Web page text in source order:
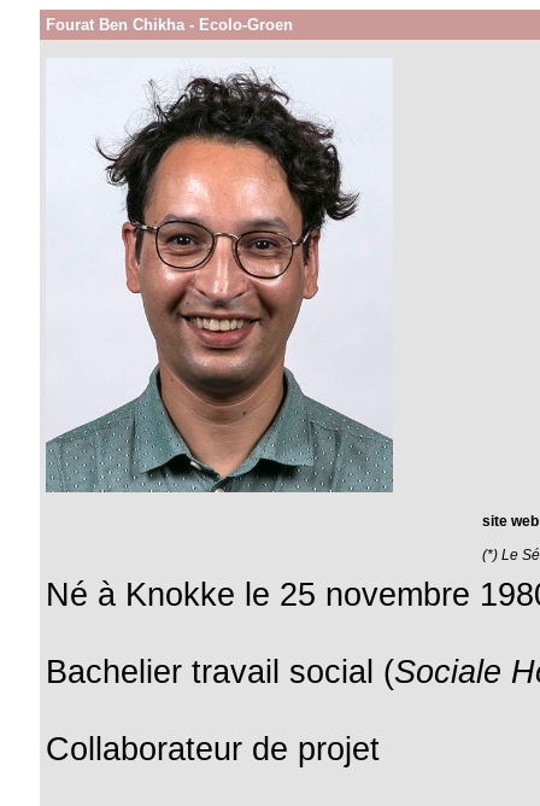
Fourat Ben Chikha - Ecolo-Groen
site
(*) Le
Né à Knokke le 25 novembre
Bachelier travail social (Sociale
Collaborateur de projet